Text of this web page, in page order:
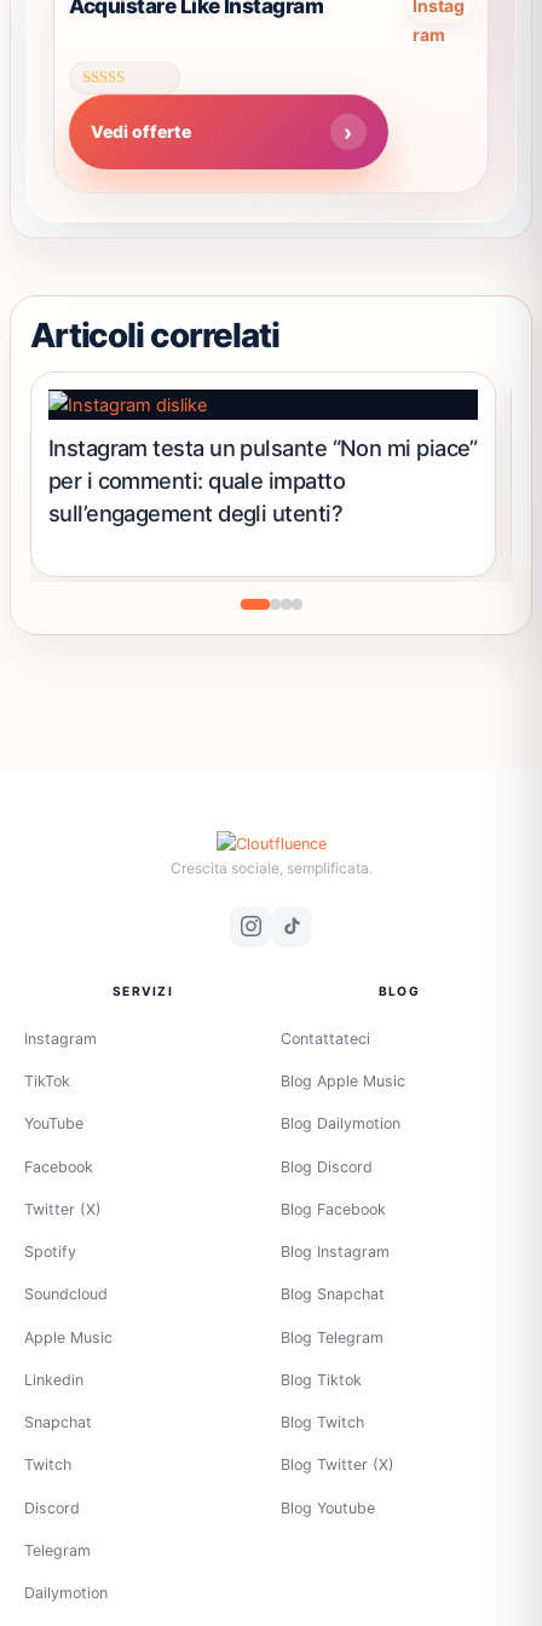
pagina
prodotto
Acquistare Like Instagram
Valutato
su 5
Vedi offerte
varianti.
Le
opzioni
possono
del
prodotto
Articoli correlati
Instagram testa un pulsante “Non mi piace”
per i commenti: quale impatto
sull’engagement degli utenti?
Crescita sociale, semplificata.
SERVIZI
Instagram
TikTok
YouTube
Facebook
Twitter (X)
Spotify
Soundcloud
Apple Music
Linkedin
Snapchat
Twitch
Discord
Telegram
Dailymotion
BLOG
Contattateci
Blog Apple Music
Blog Dailymotion
Blog Discord
Blog Facebook
Blog Instagram
Blog Snapchat
Blog Telegram
Blog Tiktok
Blog Twitch
Blog Twitter (X)
Blog Youtube